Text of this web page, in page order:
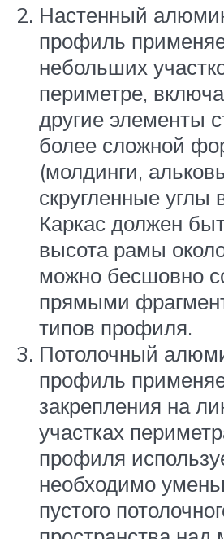
Настенный
профиль
небольших
периметре,
другие элементы
более сложной
(молдинги,
скругленные углы
Каркас должен
высота рамы
можно бесшовно
прямыми
типов профиля.
Потолочный
профиль
закрепления на
участках
профиля
необходимо
пустого